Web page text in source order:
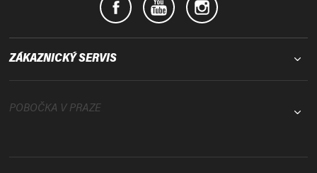
ZÁKAZNICKÝ SERVIS
POBOČKA V PRAZE